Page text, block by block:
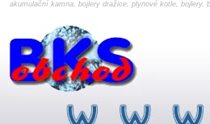
akumulační kamna, bojlery dražice, plynové kotle, bojlery,